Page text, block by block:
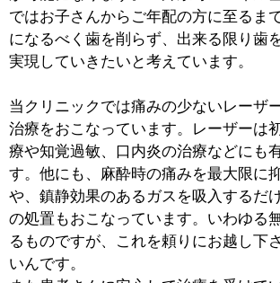
診察台にあるモニターにおいてアニメーション等も交え
ながら丁寧でわかりやすい説明をおこなっています。
患者さんのお話を伺う時はまず、その方の主訴、悩みに
ついて聞くことから始まります。同じ疾患であっても患
者さんのご希望により治療計画が変わってきますので、
ただし、私たち医師には理想的な治療を説明する義務が
あると考えています。最終的にそれを選択するかしない
かは患者さん次第ということになりますが、最上と思わ
れる方法を患者さんに説明するのは当然のことです。
口腔内の定期検診を例にしましょう。私どもが歯周病の
予防をメインに考えているということもあり、殆どの患
者さんは月に1回検診に来られる感じになっています。
しかし、いままで十数年、一度も歯医者に来てなかった
方に「毎月来てくださいね」とただお伝えしてもそれは
難しいことです。定期検診の重要性についてご説明し、
「とりあえず半年に1回で結構ですから来てもらえます
か？」と提案をしていく。少しずつ、少しずつステップ